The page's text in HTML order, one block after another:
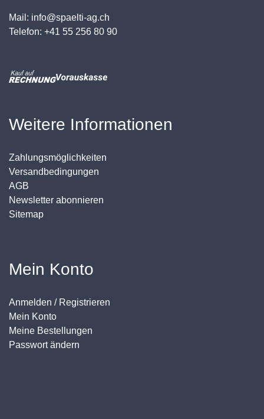
Mail: info@spaelti-ag.ch
Telefon: +41 55 256 80 90
Weitere Informationen
Zahlungsmöglichkeiten
Versandbedingungen
AGB
Newsletter abonnieren
Sitemap
Mein Konto
Anmelden / Registrieren
Mein Konto
Meine Bestellungen
Passwort ändern